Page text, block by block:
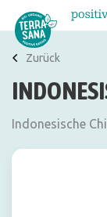
Über uns
Wissenswertes
Zurück
Indonesische